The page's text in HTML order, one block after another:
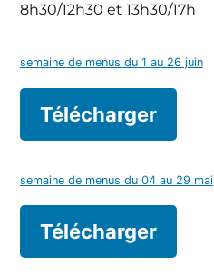
8h30/12h30 et 13h30/17h
semaine de menus du 1 au 26 juin
Télécharger
semaine de menus du 04 au 29 mai
Télécharger